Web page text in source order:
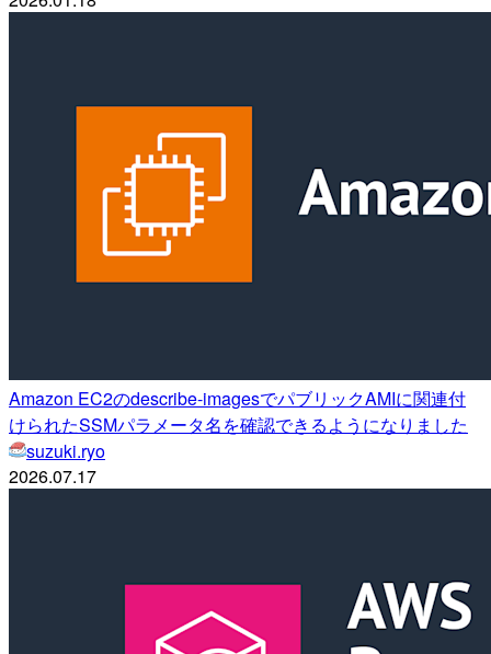
Amazon EC2のdescribe-imagesでパブリックAMIに関連付
けられたSSMパラメータ名を確認できるようになりました
suzuki.ryo
2026.07.17